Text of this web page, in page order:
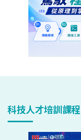
科技人才培訓課程